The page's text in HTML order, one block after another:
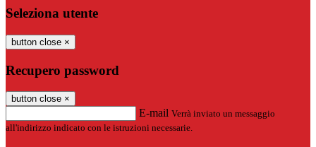
Seleziona utente
button close ×
Recupero password
button close ×
E-mail Verrà inviato un messaggio
all'indirizzo indicato con le istruzioni necessarie.